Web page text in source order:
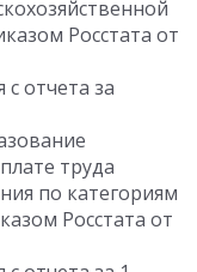
Росстата от
отчета за
труда
по категориям
Росстата от